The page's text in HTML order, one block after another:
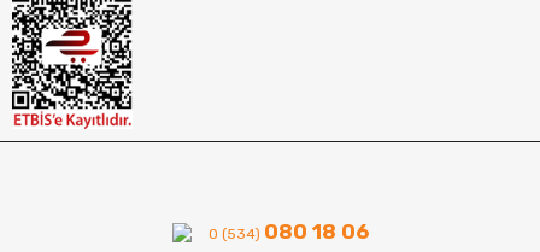
0 (534) 080 18 06